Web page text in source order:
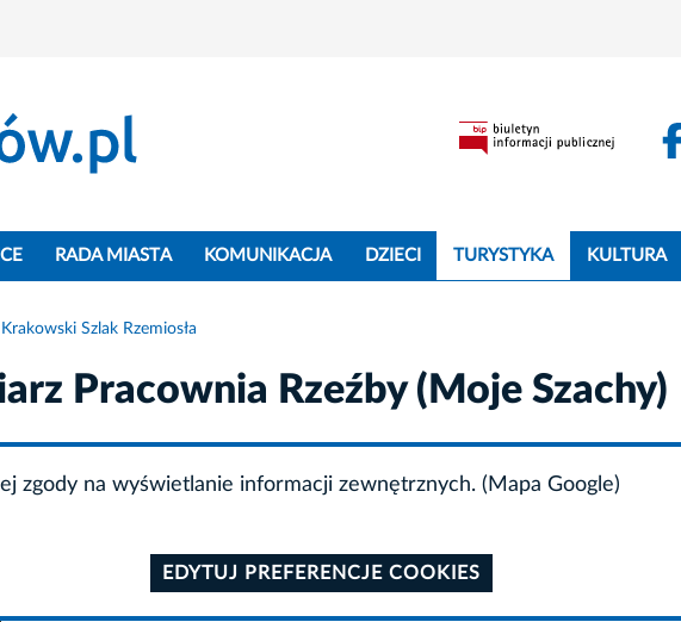
RADA MIASTA KOMUNIKACJA DZIECI TURYSTYKA KULTURA
Szlak Rzemiosła
Pracownia Rzeźby (Moje Szachy)
zgody na wyświetlanie informacji zewnętrznych. (Mapa Google)
EDYTUJ PREFERENCJE COOKIES